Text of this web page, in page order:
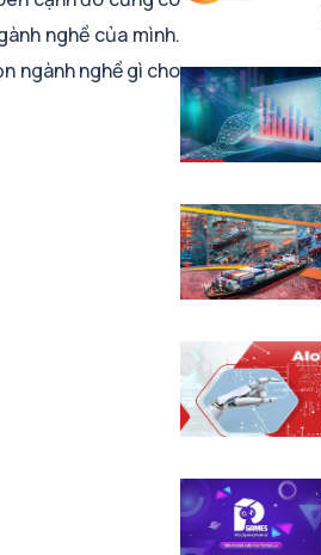
nghề của mình.
ngành nghề gì cho